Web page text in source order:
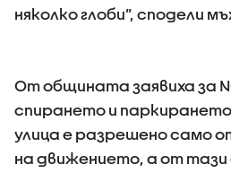
няколко глоби”, сподели
От общината заявиха за
спирането и
улица е разрешено само
на движението, а от